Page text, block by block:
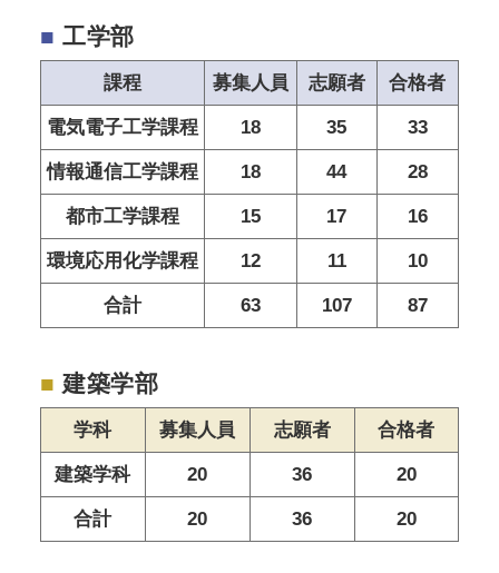
■ 工学部
課程 募集人員 志願者 合格者
電気電子工学課程 18 35 33
情報通信工学課程 18 44 28
都市工学課程 15 17 16
環境応用化学課程 12 11 10
合計 63 107 87
■ 建築学部
学科 募集人員 志願者 合格者
建築学科 20 36 20
合計 20 36 20